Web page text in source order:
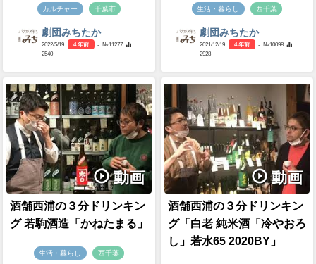
カルチャー 千葉市
劇団みちたか
2022/5/19 4 年前
- №11277
2540
生活・暮らし 西千葉
劇団みちたか
2021/12/19 4 年前
- №10098
2928
動画
酒舗西浦の３分ドリンキン
グ 若駒酒造「かねたまる」
生活・暮らし 西千葉
動画
酒舗西浦の３分ドリンキン
グ「白老 純米酒「冷やおろ
し」若水65 2020BY」